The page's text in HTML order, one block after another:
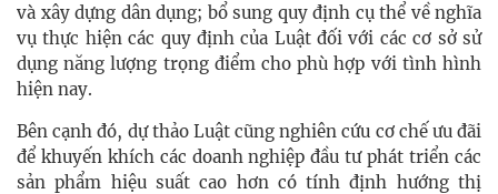
và xây dựng dân dụng; bổ sung quy định cụ thể về nghĩa
vụ thực hiện các quy định của Luật đối với các cơ sở sử
dụng năng lượng trọng điểm cho phù hợp với tình hình
hiện nay.
Bên cạnh đó, dự thảo Luật cũng nghiên cứu cơ chế ưu đãi
để khuyến khích các doanh nghiệp đầu tư phát triển các
sản phẩm hiệu suất cao hơn có tính định hướng thị